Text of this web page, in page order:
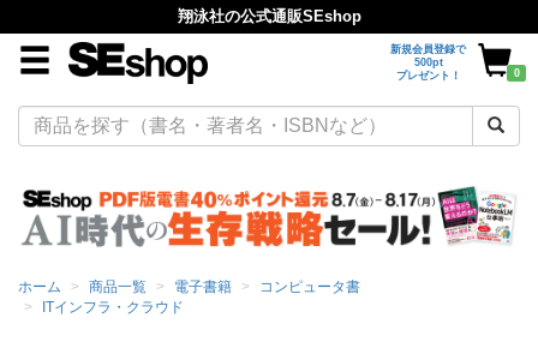
翔泳社の公式通販SEshop
新規会員登録で
500pt
プレゼント！
0
ホーム 商品一覧 電子書籍
コンピュータ書
ITインフラ・クラウド